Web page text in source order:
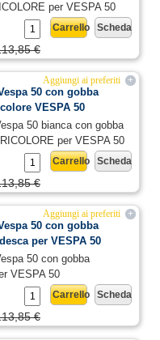
per VESPA 50
Scheda
Carrello
€
+
Aggiungi ai preferiti
50 con gobba
VESPA 50
50 bianca con gobba
per VESPA 50
Scheda
Carrello
€
+
Aggiungi ai preferiti
50 con gobba
per VESPA 50
50 con gobba
VESPA 50
Scheda
Carrello
€